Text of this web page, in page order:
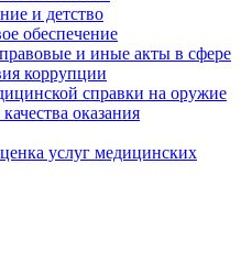
и детство
обеспечение
и иные акты в сфере
коррупции
справки на оружие
оказания
услуг медицинскиx